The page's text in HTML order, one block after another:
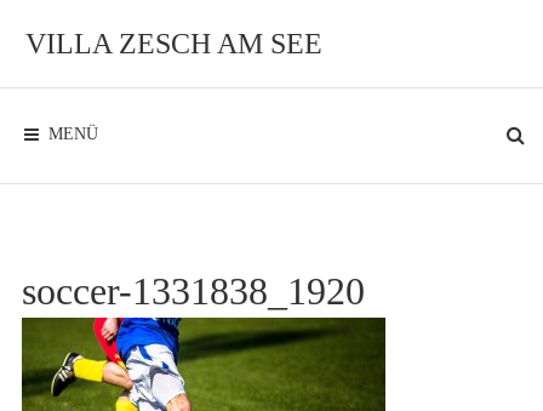
InhaltVILLA ZESCH AM SEE
Ambiente
See MENÜ
soccer-1331838_1920